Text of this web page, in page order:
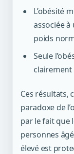
L’obésité
associée
poids
Seule
Ces résultats,
paradoxe de
par le fait que
personnes
élevé est